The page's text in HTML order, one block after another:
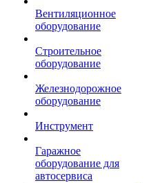
Вентиляционное
оборудование
Строительное
оборудование
Железнодорожное
оборудование
Инструмент
Гаражное
оборудование для
автосервиса